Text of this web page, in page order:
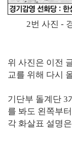
2번 사진 -
위 사진은 이전
교를 위해 다시
기단부 돌계단 3
를 봐도 왼쪽부
각 화살표 설명